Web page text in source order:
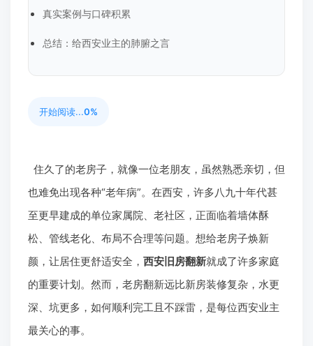
真实案例与口碑积累
总结：给西安业主的肺腑之言
开始阅读...0%
住久了的老房子，就像一位老朋友，虽然熟悉亲切，但
也难免出现各种“老年病”。在西安，许多八九十年代甚
至更早建成的单位家属院、老社区，正面临着墙体酥
松、管线老化、布局不合理等问题。想给老房子焕新
颜，让居住更舒适安全， 西安旧房翻新就成了许多家庭
的重要计划。然而，老房翻新远比新房装修复杂，水更
深、坑更多，如何顺利完工且不踩雷，是每位西安业主
最关心的事。